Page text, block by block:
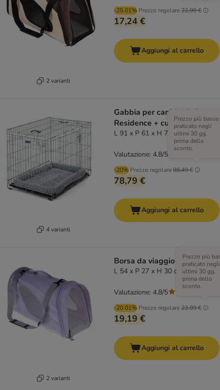
2 varianti
-25.01% Prezzo regolare22,99 €
17,24 €
Aggiungi al carrello
4 varianti
Gabbia per cani Savic Dog
Residence + cuscino
L 91 x P 61 x H 71 cm
-20% Prezzo regolare98,49 €
Prezzo più basso
praticato negli
ultimi 30 gg,
prima dello
sconto.
78,79 €
Valutazione: 4.8/5
Aggiungi al carrello
2 varianti
Borsa da viaggio Sporty - L
L 54 x P 27 x H 30 cm lavanda
-20.01% Prezzo regolare23,99 €
Prezzo più
praticato negli
ultimi 30 gg,
prima dello
sconto.
19,19 €
Valutazione: 4.8/5
Aggiungi al carrello